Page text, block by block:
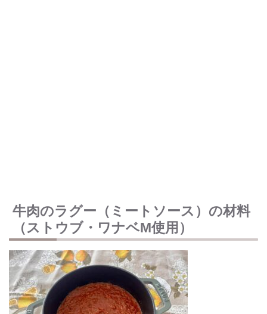
牛肉のラグー（ミートソース）の材料
（ストウブ・ワナベM使用）